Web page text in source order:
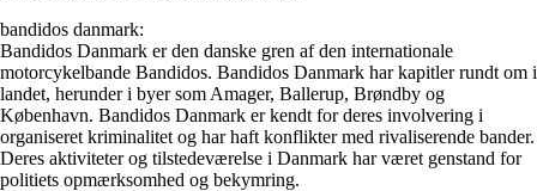
bandidos danmark:
Bandidos Danmark er den danske gren af den internationale
motorcykelbande Bandidos. Bandidos Danmark har kapitler rundt om i
landet, herunder i byer som Amager, Ballerup, Brøndby og
København. Bandidos Danmark er kendt for deres involvering i
organiseret kriminalitet og har haft konflikter med rivaliserende bander.
Deres aktiviteter og tilstedeværelse i Danmark har været genstand for
politiets opmærksomhed og bekymring.